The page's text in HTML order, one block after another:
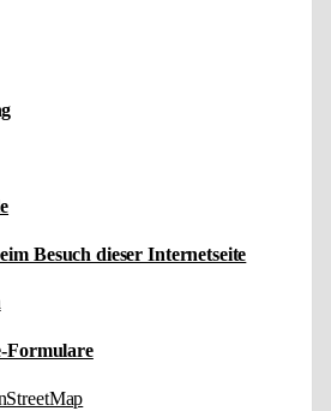
Besuch dieser Internetseite
Formulare